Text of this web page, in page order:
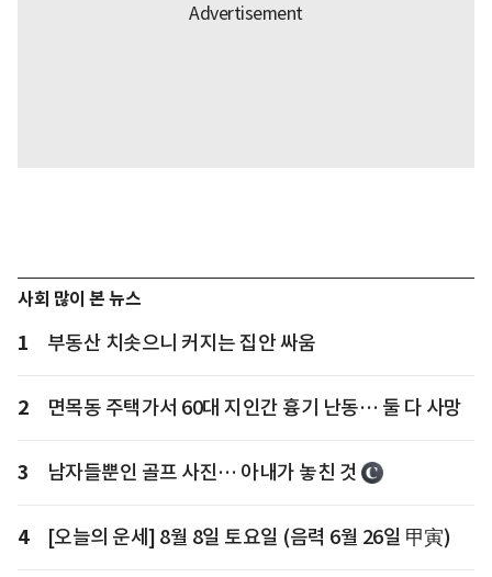
사회 많이 본 뉴스
1 부동산 치솟으니 커지는 집안 싸움
2 면목동 주택가서 60대 지인간 흉기 난동… 둘 다 사망
3 남자들뿐인 골프 사진… 아내가 놓친 것
4 [오늘의 운세] 8월 8일 토요일 (음력 6월 26일 甲寅)